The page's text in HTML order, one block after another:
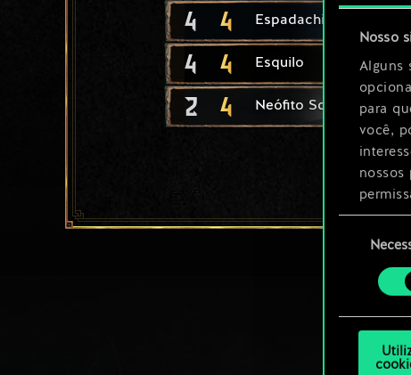
Nosso
Alguns
para
você,
nossos
Você
4 4 Espadachim Elfo
4 4 Esquilo
2 4 Neófito Scoia'tael